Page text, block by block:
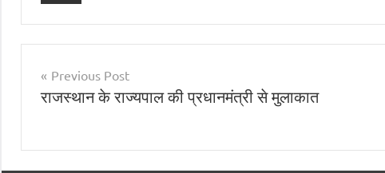
Post
navigation
Previous Post
राजस्थान के राज्यपाल की प्रधानमंत्री से मुलाकात